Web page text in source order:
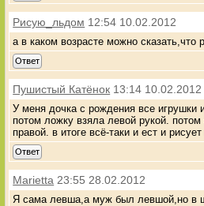
Рисую_льдом 12:54 10.02.2012
а в каком возрасте можно сказать,что
Ответ
Пушистый Катёнок 13:14 10.02.2012
У меня дочка с рождения все игрушки
потом ложку взяла левой рукой. потом
правой. в итоге всё-таки и ест и рисует
Ответ
Marietta 23:55 28.02.2012
Я сама левша,а муж был левшой,но в